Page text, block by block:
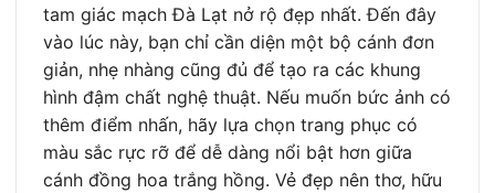
tam giác mạch Đà Lạt nở rộ đẹp nhất. Đến đây
vào lúc này, bạn chỉ cần diện một bộ cánh đơn
giản, nhẹ nhàng cũng đủ để tạo ra các khung
hình đậm chất nghệ thuật. Nếu muốn bức ảnh có
thêm điểm nhấn, hãy lựa chọn trang phục có
màu sắc rực rỡ để dễ dàng nổi bật hơn giữa
cánh đồng hoa trắng hồng. Vẻ đẹp nên thơ, hữu